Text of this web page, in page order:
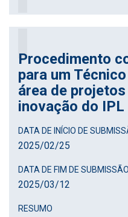
Procedimento
para um
área de
inovação do IPL
DATA DE INÍCIO DE
2025/02/25
DATA DE FIM DE
2025/03/12
RESUMO